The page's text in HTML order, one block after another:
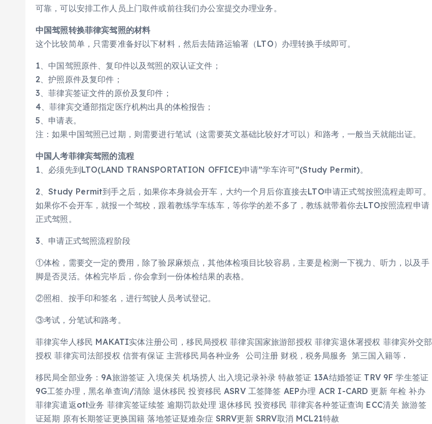
可靠，可以安排工作人员上门取件或前往我们办公室提交办理业务。
中国驾照转换菲律宾驾照的材料
这个比较简单，只需要准备好以下材料，然后去陆路运输署（LTO）办理转换手续即可。
1、中国驾照原件、复印件以及驾照的双认证文件；
2、护照原件及复印件；
3、菲律宾签证文件的原价及复印件；
4、菲律宾交通部指定医疗机构出具的体检报告；
5、申请表。
注：如果中国驾照已过期，则需要进行笔试（这需要英文基础比较好才可以）和路考，一般当天就能出证。
中国人考菲律宾驾照的流程
1、必须先到LTO(LAND TRANSPORTATION OFFICE)申请”学车许可”(Study Permit)。
2、Study Permit到手之后，如果你本身就会开车，大约一个月后你直接去LTO申请正式驾按照流程走即可。
如果你不会开车，就报一个驾校，跟着教练学车练车，等你学的差不多了，教练就带着你去LTO按照流程申请
正式驾照。
3、申请正式驾照流程阶段
①体检，需要交一定的费用，除了验尿麻烦点，其他体检项目比较容易，主要是检测一下视力、听力，以及手
脚是否灵活。体检完毕后，你会拿到一份体检结果的表格。
②照相、按手印和签名，进行驾驶人员考试登记。
③考试，分笔试和路考。
菲律宾华人移民 MAKATI实体注册公司，移民局授权 菲律宾国家旅游部授权 菲律宾退休署授权 菲律宾外交部
授权 菲律宾司法部授权 信誉有保证 主营移民局各种业务 公司注册 财税，税务局服务 第三国入籍等 .
移民局全部业务：9A旅游签证 入境保关 机场捞人 出入境记录补录 特赦签证 13A结婚签证 TRV 9F 学生签证
9G工签办理，黑名单查询/清除 退休移民 投资移民 ASRV 工签降签 AEP办理 ACR I-CARD 更新 年检 补办
菲律宾遣返otl业务 菲律宾签证续签 逾期罚款处理 退休移民 投资移民 菲律宾各种签证查询 ECC清关 旅游签
证延期 原有长期签证更换国籍 落地签证疑难杂症 SRRV更新 SRRV取消 MCL21特赦